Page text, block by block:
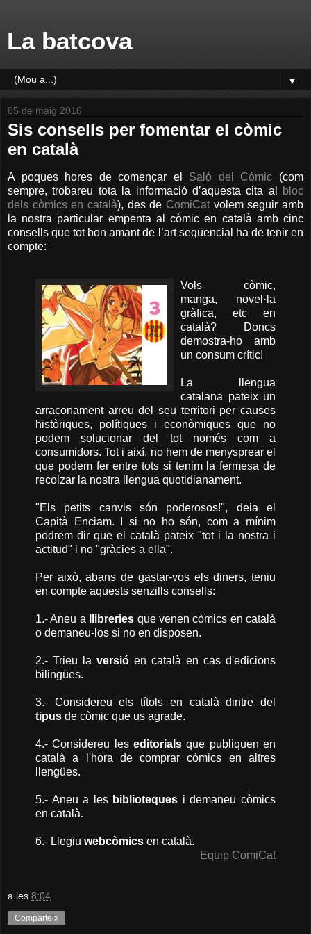
La batcova
▼
05 de maig 2010
Sis consells per fomentar el còmic
en català
A poques hores de començar el Saló del Còmic (com
sempre, trobareu tota la informació d’aquesta cita al
bloc
dels còmics en català), des de ComiCat volem seguir amb
la nostra particular empenta al còmic en català amb cinc
consells que tot bon amant de l’art seqüencial ha de tenir en
compte:
Vols còmic,
manga, novel·la
gràfica, etc en
català? Doncs
demostra-ho amb
un consum crític!
La llengua
catalana pateix un
arraconament arreu del seu territori per causes
històriques, polítiques i econòmiques que no
podem solucionar del tot només com a
consumidors. Tot i així, no hem de menysprear el
que podem fer entre tots si tenim la fermesa de
recolzar la nostra llengua quotidianament.
"Els petits canvis són poderosos!", deia el
Capità Enciam. I si no ho són, com a mínim
podrem dir que el català pateix "tot i la nostra i
actitud" i no "gràcies a ella".
Per això, abans de gastar-vos els diners, teniu
en compte aquests senzills consells:
1.- Aneu a llibreries que venen còmics en català
o demaneu-los si no en disposen.
2.- Trieu la versió en català en cas d'edicions
bilingües.
3.- Considereu els títols en català dintre del
tipus de còmic que us agrade.
4.- Considereu les editorials que publiquen en
català a l'hora de comprar còmics en altres
llengües.
5.- Aneu a les biblioteques i demaneu còmics
en català.
6.- Llegiu webcòmics en català.
Equip ComiCat
a les 8:04
Comparteix